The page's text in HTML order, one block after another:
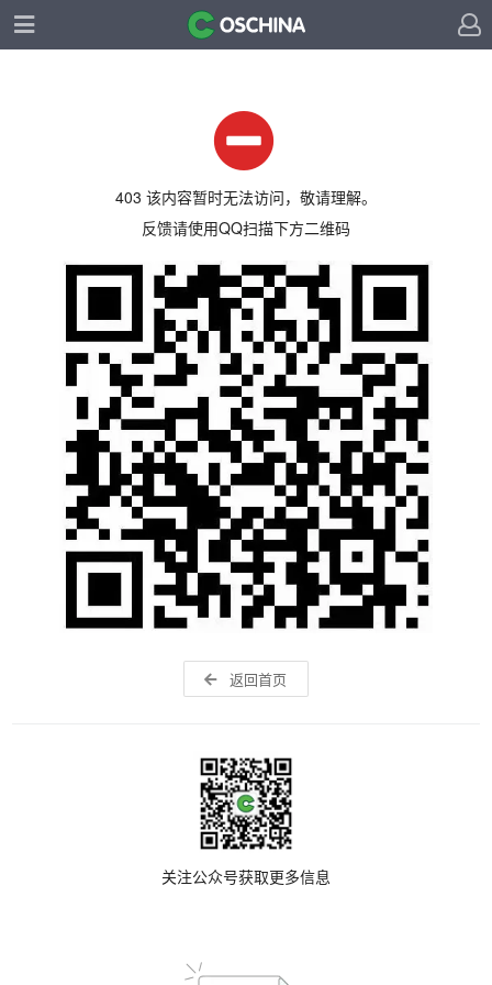
403 该内容暂时无法访问，敬请理解。
反馈请使用QQ扫描下方二维码
返回首页
关注公众号获取更多信息